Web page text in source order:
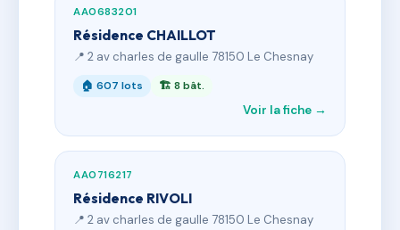
AA0683201
Résidence CHAILLOT
📍 2 av charles de gaulle 78150 Le Chesnay
🏠 607 lots 🏗 8 bât.
Voir la fiche →
AA0716217
Résidence RIVOLI
📍 2 av charles de gaulle 78150 Le Chesnay